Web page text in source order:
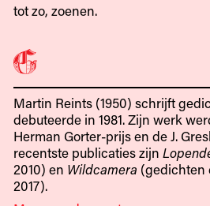
tot zo, zoenen.
Martin Reints (1950) schrijft
debuteerde in 1981. Zijn werk
Herman Gorter-prijs en de J.
recentste publicaties zijn
2010) en Wildcamera (gedichten
2017).